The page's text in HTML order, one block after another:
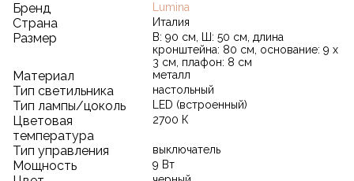
Бренд Lumina
Страна Италия
Размер
В: 90 см, Ш: 50 см, длина
кронштейна: 80 см, основание: 9 х
3 см, плафон: 8 см
Материал металл
Тип светильника настольный
Тип лампы/цоколь LED (встроенный)
Цветовая
температура
2700 К
Тип управления выключатель
Мощность 9 Вт